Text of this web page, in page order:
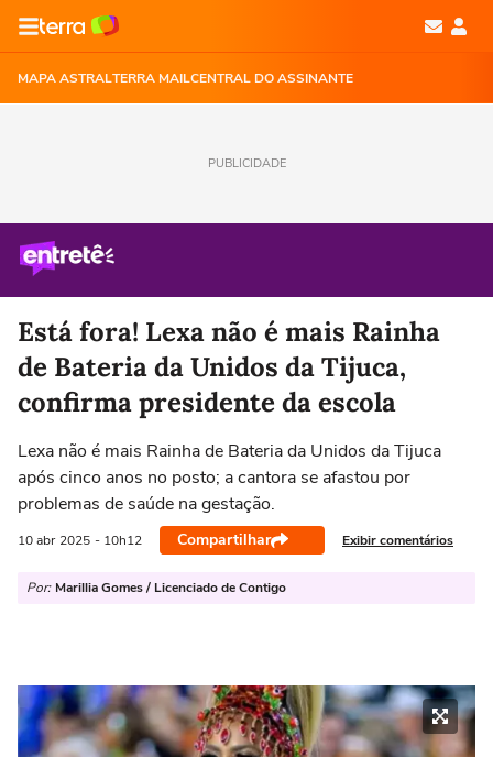
MAPA ASTRALTERRA MAILCENTRAL DO ASSINANTE
PUBLICIDADE
Está fora! Lexa não é mais Rainha
de Bateria da Unidos da Tijuca,
confirma presidente da escola
Lexa não é mais Rainha de Bateria da Unidos da Tijuca
após cinco anos no posto; a cantora se afastou por
problemas de saúde na gestação.
10 abr 2025 - 10h12 Compartilhar Exibir comentários
Por: Marillia Gomes / Licenciado de Contigo